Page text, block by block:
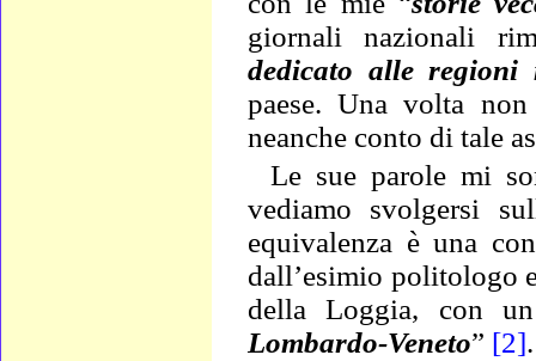
giornali nazionali
dedicato alle regioni
paese.Una volta
neanche conto di tale
Le sue parole mi
vediamo svolgersi
equivalenza è una
dall’esimio politologo
della Loggia, con
Lombardo-Veneto” [2].